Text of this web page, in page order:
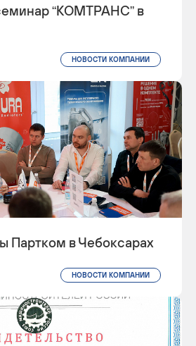
“КОМТРАНС” в
НОВОСТИ КОМПАНИИ
Партком в Чебоксарах
НОВОСТИ КОМПАНИИ